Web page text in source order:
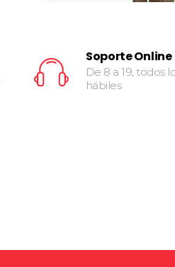
Soporte Online
De 8 a 19, todos
hábiles